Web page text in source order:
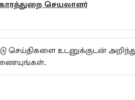
செயலாளர்
செய்திகளை உடனுக்குடன்